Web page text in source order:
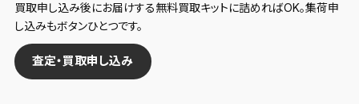
買取申し込み後にお届けする無料買取キットに詰めればOK。集荷申
し込みもボタンひとつです。
査定・買取申し込み